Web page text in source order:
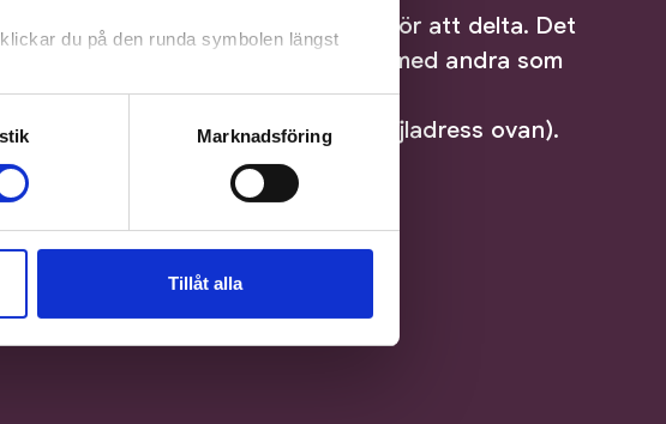
du på den runda symbolen längst
Marknadsföring
Tillåt alla
inte ha några förkunskaper för att delta. Det
att du gillar teater och vill hänga med andra som
gör det!
du frågor? Kontakta Rebecca (se mejladress ovan).